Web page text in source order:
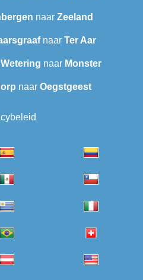
naar Zeeland
naar Ter Aar
naar Monster
naar Oegstgeest